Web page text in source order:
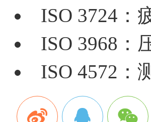
ISO 3724：
ISO 3968：
ISO 4572：